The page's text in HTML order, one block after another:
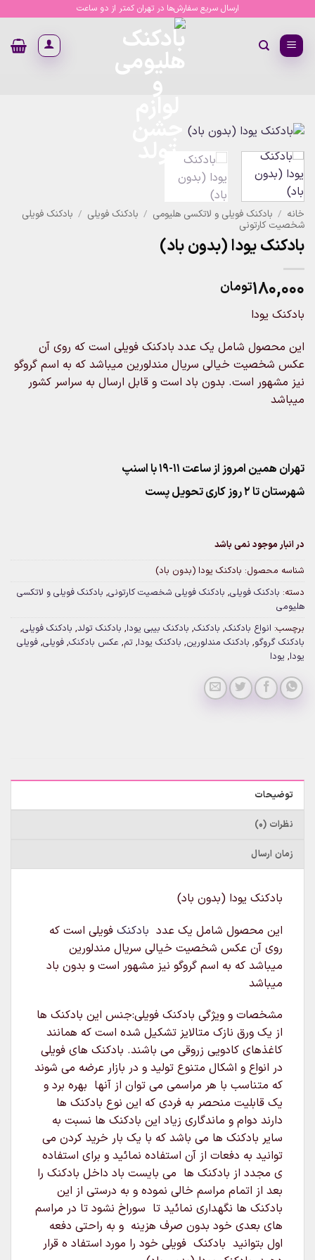
content
ارسال سریع سفارش‌ها در تهران کمتر از دو ساعت
خانه / بادکنک فویلی و لاتکسی هلیومی / بادکنک فویلی / بادکنک فویلی
شخصیت کارتونی
بادکنک یودا (بدون باد)
۱۸۰,۰۰۰تومان
بادکنک یودا
این محصول شامل یک عدد بادکنک فویلی است که روی آن
عکس شخصیت خیالی سریال مندلورین میباشد که به اسم گروگو
نیز مشهور است. بدون باد است و قابل ارسال به سراسر کشور
میباشد
تهران همین امروز از ساعت ۱۱-۱۹ با اسنپ
شهرستان تا 2 روز کاری تحویل پست
در انبار موجود نمی باشد
شناسه محصول: بادکنک یودا (بدون باد)
دسته: بادکنک فویلی, بادکنک فویلی شخصیت کارتونی, بادکنک فویلی و لاتکسی
هلیومی
برچسب: انواع بادکنک, بادکنک, بادکنک بیبی یودا, بادکنک تولد, بادکنک فویلی,
بادکنک گروگو, بادکنک مندلورین, بادکنک یودا, تم, عکس بادکنک, فویلی, فویلی
یودا, یودا
توضیحات
نظرات (0)
زمان ارسال
بادکنک یودا (بدون باد)
این محصول شامل یک عدد بادکنک فویلی است که
روی آن عکس شخصیت خیالی سریال مندلورین
میباشد که به اسم گروگو نیز مشهور است و بدون باد
میباشد
مشخصات و ویژگی بادکنک فویلی:جنس این بادکنک ها
از یک ورق نازک متالایز تشکیل شده است که همانند
کاغذهای کادویی زروقی می باشند. بادکنک های فویلی
در انواع و اشکال متنوع تولید و در بازار عرضه می شوند
که متناسب با هر مراسمی می توان از آنها بهره برد و
یک قابلیت منحصر به فردی که این نوع بادکنک ها
دارند دوام و ماندگاری زیاد این بادکنک ها نسبت به
سایر بادکنک ها می باشد که با یک بار خرید کردن می
توانید به دفعات از آن استفاده نمائید و برای استفاده
ی مجدد از بادکنک ها می بایست باد داخل بادکنک را
بعد از اتمام مراسم خالی نموده و به درستی از این
بادکنک ها نگهداری نمائید تا سوراخ نشود تا در مراسم
های بعدی خود بدون صرف هزینه و به راحتی دفعه
اول بتوانید بادکنک فویلی خود را مورد استفاد ه قرار